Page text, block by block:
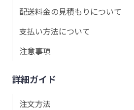
配送料金の見積もりについて
支払い方法について
注意事項
詳細ガイド
注文方法